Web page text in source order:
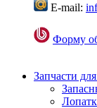
E-mail:
Форму
Запчасти